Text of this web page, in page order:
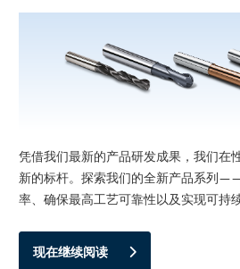
凭借我们最新的产品研发成果，我们在
新的标杆。探索我们的全新产品系列
率、确保最高工艺可靠性以及实现可持
现在继续阅读